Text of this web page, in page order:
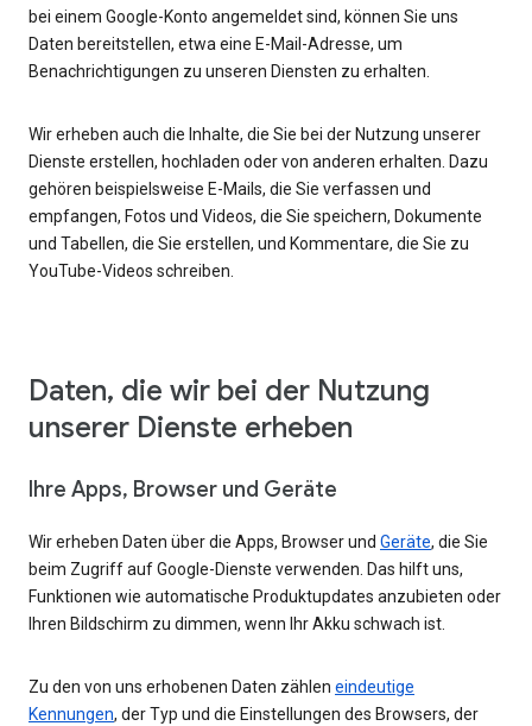
bei einem Google-Konto angemeldet sind, können Sie uns
Daten bereitstellen, etwa eine E-Mail-Adresse, um
Benachrichtigungen zu unseren Diensten zu erhalten.
Wir erheben auch die Inhalte, die Sie bei der Nutzung unserer
Dienste erstellen, hochladen oder von anderen erhalten. Dazu
gehören beispielsweise E-Mails, die Sie verfassen und
empfangen, Fotos und Videos, die Sie speichern, Dokumente
und Tabellen, die Sie erstellen, und Kommentare, die Sie zu
YouTube-Videos schreiben.
Daten, die wir bei der Nutzung
unserer Dienste erheben
Ihre Apps, Browser und Geräte
Wir erheben Daten über die Apps, Browser und Geräte, die Sie
beim Zugriff auf Google-Dienste verwenden. Das hilft uns,
Funktionen wie automatische Produktupdates anzubieten oder
Ihren Bildschirm zu dimmen, wenn Ihr Akku schwach ist.
Zu den von uns erhobenen Daten zählen eindeutige
Kennungen, der Typ und die Einstellungen des Browsers, der